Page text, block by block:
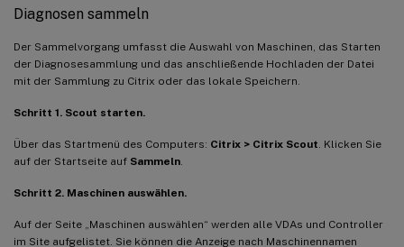
Diagnosen sammeln
Der Sammelvorgang umfasst die Auswahl von Maschinen, das Starten
der Diagnosesammlung und das anschließende Hochladen der Datei
mit der Sammlung zu Citrix oder das lokale Speichern.
Schritt 1. Scout starten.
Über das Startmenü des Computers: Citrix > Citrix Scout . Klicken Sie
auf der Startseite auf Sammeln
Schritt 2. Maschinen auswählen.
Auf der Seite „Maschinen auswählen“ werden alle VDAs und Controller
im Site aufgelistet. Sie können die Anzeige nach Maschinennamen